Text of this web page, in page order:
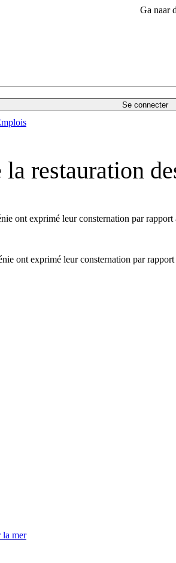
Ga naar
Se connecter
restauration
ont exprimé leur consternation par
ont exprimé leur consternation par
la mer